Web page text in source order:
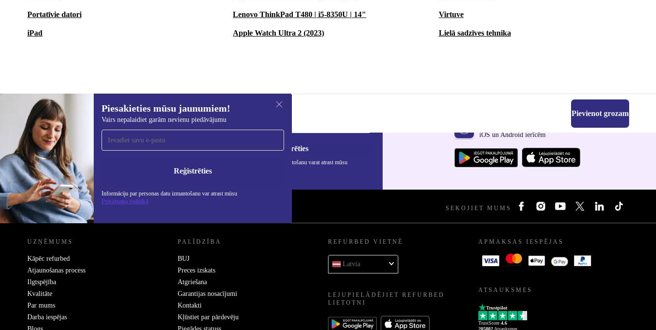
Portatīvie datori
iPad
Lenovo ThinkPad T480 | i5-8350U | 14"
Apple Watch Ultra 2 (2023)
Virtuve
Lielā sadzīves tehnika
726,00 € Pievienot grozam
Piesakieties mūsu jaunumiem!
Vairs nepalaidiet garām nevienu piedāvājumu
Reģistrēties
Informāciju par personas datu izmantošanu var atrast mūsu
Privātuma politikā
Piesakieties mūsu jaunumu
saņemšanai!
Nekad vairs nepalaidiet garām nevienu
piedāvājumu.
Reģistrēties
Informāciju par personas datu izmantošanu varat atrast mūsu
Privātuma politikā
Lejupielādējiet refurbed lietotni
iOS un Android ierīcēm
REFURBED - RETHINK NEW. SEKOJIET MUMS
UZŅĒMUMS
Kāpēc refurbed
Atjaunošanas process
Ilgtspējība
Kvalitāte
Par mums
Darba iespējas
PALĪDZĪBA
BUJ
Preces izskats
Atgriešana
Garantijas nosacījumi
Kontakti
Kļūstiet par pārdevēju
REFURBED VIETNĒ
Latvia
LEJUPIELĀDĒJIET REFURBED
LIETOTNI
APMAKSAS IESPĒJAS
ATSAUKSMES
Trustpilot
TrustScore 4.6
205802 Atsauksmes